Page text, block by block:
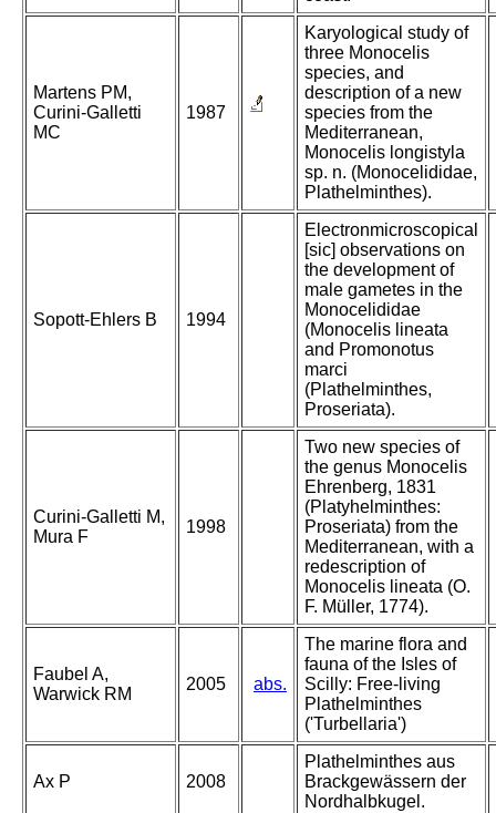
Martens PM,
Curini-Galletti
MC
1987
Karyological study of
three Monocelis
species, and
description of a new
species from the
Mediterranean,
Monocelis longistyla
sp. n. (Monocelididae,
Plathelminthes).
Sopott-Ehlers B 1994
Electronmicroscopical
[sic] observations on
the development of
male gametes in the
Monocelididae
(Monocelis lineata
and Promonotus
marci
(Plathelminthes,
Proseriata).
Curini-Galletti M,
Mura F
1998
Two new species of
the genus Monocelis
Ehrenberg, 1831
(Platyhelminthes:
Proseriata) from the
Mediterranean, with a
redescription of
Monocelis lineata (O.
F. Müller, 1774).
Faubel A,
Warwick RM
2005 abs.
The marine flora and
fauna of the Isles of
Scilly: Free-living
Plathelminthes
('Turbellaria')
Ax P 2008
Plathelminthes aus
Brackgewässern der
Nordhalbkugel.